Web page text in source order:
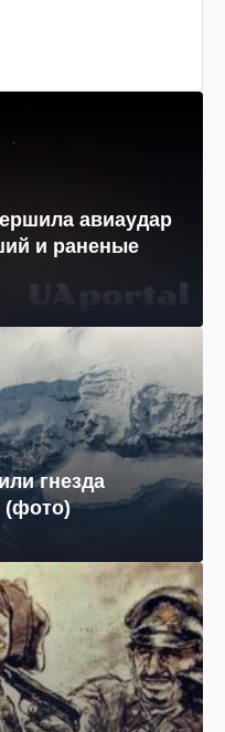
авиаудар
и раненые
гнезда
(фото)